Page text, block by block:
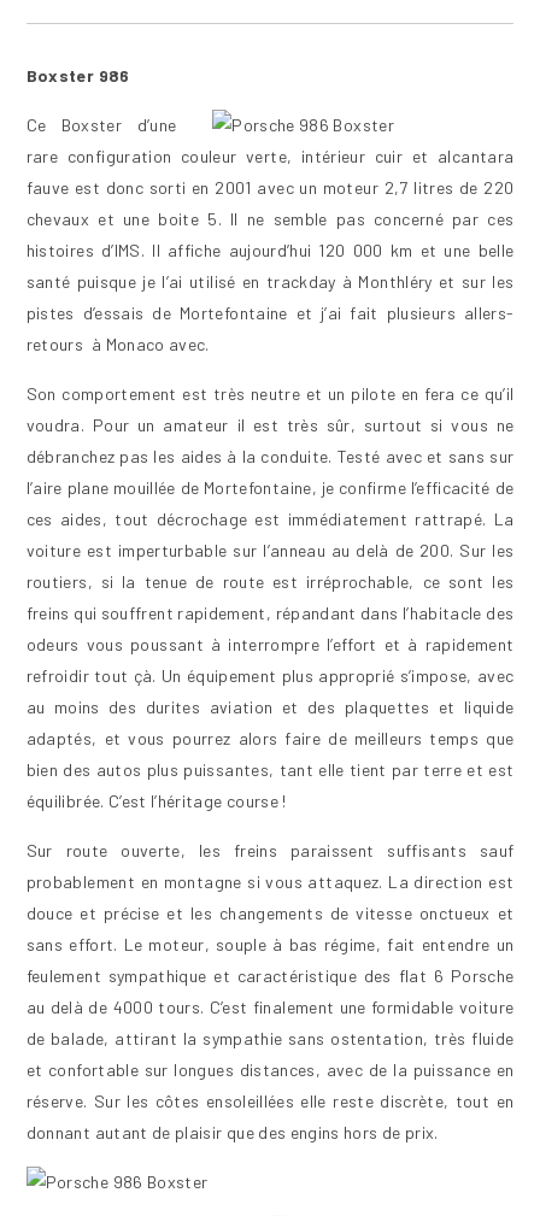
Boxster 986
Ce Boxster d’une
rare configuration couleur verte, intérieur cuir et alcantara
fauve est donc sorti en 2001 avec un moteur 2,7 litres de 220
chevaux et une boite 5. Il ne semble pas concerné par ces
histoires d’IMS. Il affiche aujourd’hui 120 000 km et une belle
santé puisque je l’ai utilisé en trackday à Monthléry et sur les
pistes d’essais de Mortefontaine et j’ai fait plusieurs allers-
retours à Monaco avec.
Son comportement est très neutre et un pilote en fera ce qu’il
voudra. Pour un amateur il est très sûr, surtout si vous ne
débranchez pas les aides à la conduite. Testé avec et sans sur
l’aire plane mouillée de Mortefontaine, je confirme l’efficacité de
ces aides, tout décrochage est immédiatement rattrapé. La
voiture est imperturbable sur l’anneau au delà de 200. Sur les
routiers, si la tenue de route est irréprochable, ce sont les
freins qui souffrent rapidement, répandant dans l’habitacle des
odeurs vous poussant à interrompre l’effort et à rapidement
refroidir tout çà. Un équipement plus approprié s’impose, avec
au moins des durites aviation et des plaquettes et liquide
adaptés, et vous pourrez alors faire de meilleurs temps que
bien des autos plus puissantes, tant elle tient par terre et est
équilibrée. C’est l’héritage course !
Sur route ouverte, les freins paraissent suffisants sauf
probablement en montagne si vous attaquez. La direction est
douce et précise et les changements de vitesse onctueux et
sans effort. Le moteur, souple à bas régime, fait entendre un
feulement sympathique et caractéristique des flat 6 Porsche
au delà de 4000 tours. C’est finalement une formidable voiture
de balade, attirant la sympathie sans ostentation, très fluide
et confortable sur longues distances, avec de la puissance en
réserve. Sur les côtes ensoleillées elle reste discrète, tout en
donnant autant de plaisir que des engins hors de prix.